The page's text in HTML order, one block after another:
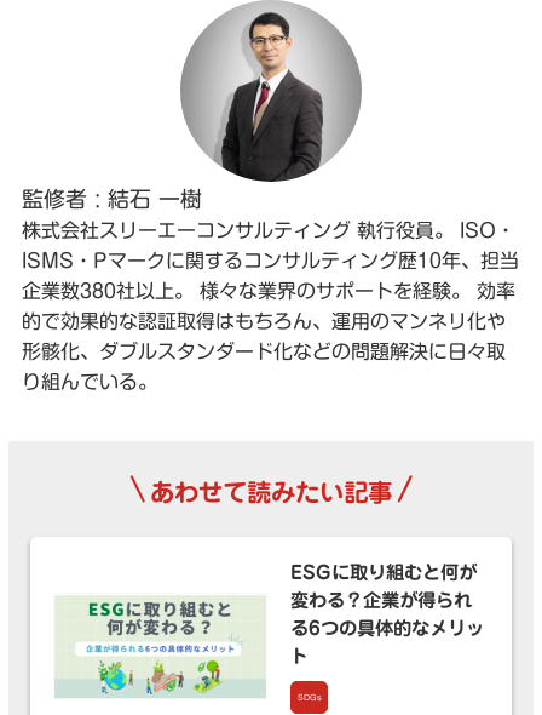
監修者 : 結石 一樹
株式会社スリーエーコンサルティング 執行役員。 ISO・
ISMS・Pマークに関するコンサルティング歴10年、担当
企業数380社以上。 様々な業界のサポートを経験。 効率
的で効果的な認証取得はもちろん、運用のマンネリ化や
形骸化、ダブルスタンダード化などの問題解決に日々取
り組んでいる。
\ あわせて読みたい記事 /
SDGs
ESGに取り組むと何が
変わる？企業が得られ
る6つの具体的なメリッ
ト